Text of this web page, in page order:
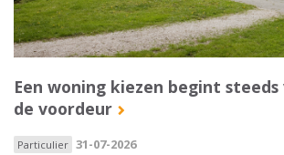
Een woning kiezen begint
de voordeur
Particulier 31-07-2026